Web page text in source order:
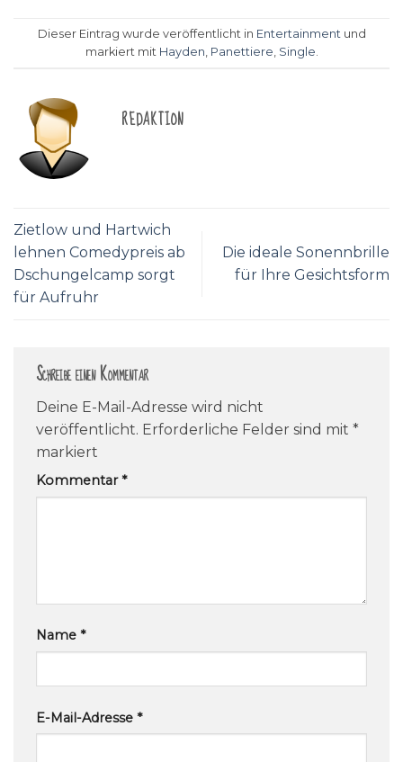
Dieser Eintrag wurde veröffentlicht in Entertainment und
markiert mit Hayden Panettiere Single
REDAKTION
Zietlow und Hartwich
lehnen Comedypreis ab
Dschungelcamp sorgt
für Aufruhr
Die ideale Sonennbrille
für Ihre Gesichtsform
Schreibe einen Kommentar
Deine E-Mail-Adresse wird nicht
veröffentlicht. Erforderliche Felder sind mit *
markiert
Kommentar*
Name *
E-Mail-Adresse *